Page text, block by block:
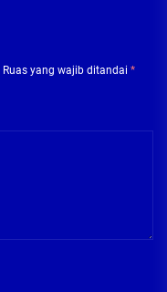
Ruas yang wajib ditandai *